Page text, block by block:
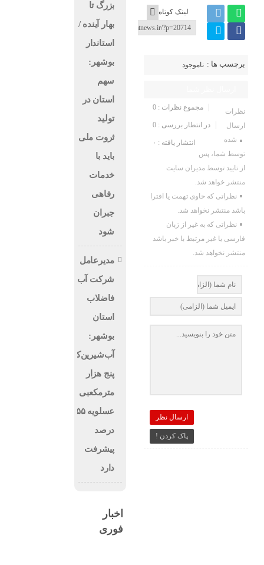
لینک کوتاه
برچسب ها : ناموجود
مجموع نظرات : 0
در انتظار بررسی : 0
انتشار یافته : ۰
نظرات
ارسال
شده
توسط شما، پس
از تایید توسط مدیران سایت
منتشر خواهد شد.
نظراتی که حاوی تهمت یا افترا
باشد منتشر نخواهد شد.
نظراتی که به غیر از زبان
فارسی یا غیر مرتبط با خبر باشد
منتشر نخواهد شد.
ارسال نظر
پاک کردن !
بزرگ تا
بهار آینده /
استاندار
بوشهر:
سهم
استان در
تولید
ثروت ملی
باید با
خدمات
رفاهی
جبران
شود
مدیرعامل
شرکت آب و
فاضلاب
استان
بوشهر:
آب‌شیرین‌کن
پنج هزار
مترمکعبی
عسلویه ۵۵
درصد
پیشرفت
دارد
اخبار
فوری